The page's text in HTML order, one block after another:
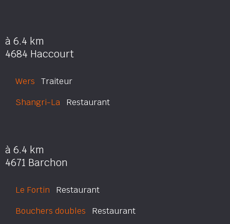
à 6.4 km
4684 Haccourt
Wers Traiteur
Shangri-La Restaurant
à 6.4 km
4671 Barchon
Le Fortin Restaurant
Bouchers doubles Restaurant